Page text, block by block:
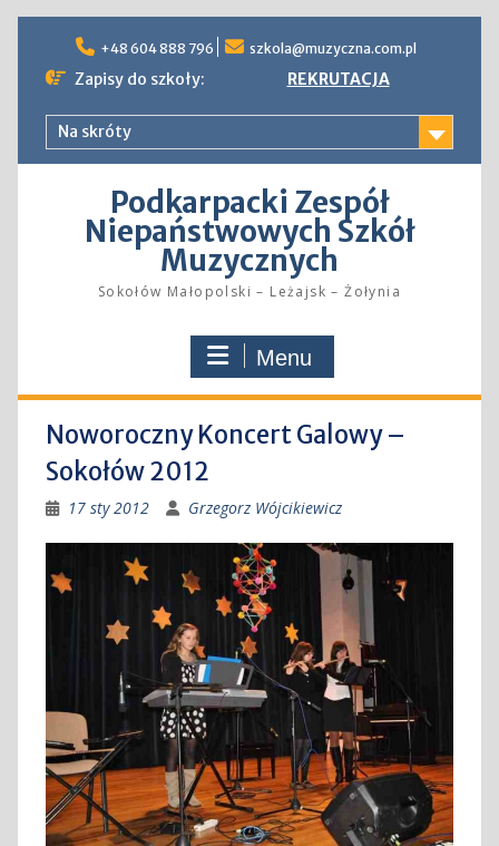
content
+48 604 888 796 szkola@muzyczna.com.pl
Zapisy do szkoły: REKRUTACJA
Na skróty
Podkarpacki Zespół
Niepaństwowych Szkół
Muzycznych
Sokołów Małopolski – Leżajsk – Żołynia
Menu
Noworoczny Koncert Galowy –
Sokołów 2012
17 sty 2012 Grzegorz Wójcikiewicz